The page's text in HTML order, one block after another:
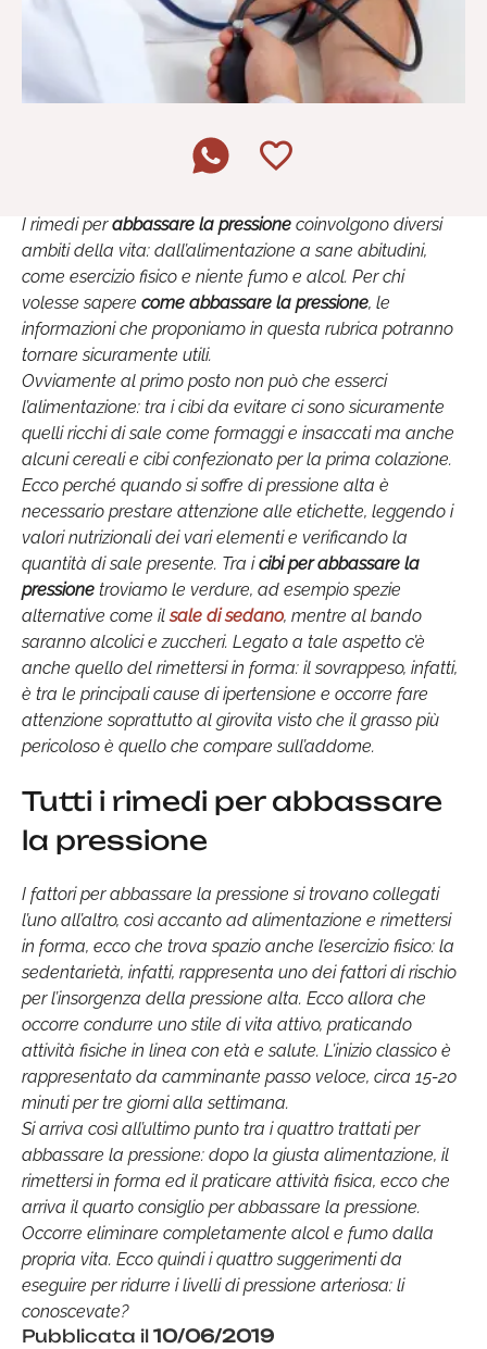
I rimedi perabbassare la pressione coinvolgono diversi
ambiti della vita: dall’alimentazione a sane abitudini,
come esercizio fisico e niente fumo e alcol. Per chi
volesse sapere come abbassare la pressione, le
informazioni che proponiamo in questa rubrica potranno
tornare sicuramente utili.
Ovviamente al primo posto non può che esserci
l’alimentazione: tra i cibi da evitare ci sono sicuramente
quelli ricchi di sale come formaggi e insaccati ma anche
alcuni cereali e cibi confezionato per la prima colazione.
Ecco perché quando si soffre di pressione alta è
necessario prestare attenzione alle etichette, leggendo i
valori nutrizionali dei vari elementi e verificando la
quantità di sale presente. Tra icibi per abbassare la
pressione troviamo le verdure, ad esempio spezie
alternative come ilsale di sedano, mentre al bando
saranno alcolici e zuccheri. Legato a tale aspetto c’è
anche quello del rimettersi in forma: il sovrappeso, infatti,
è tra le principali cause di ipertensione e occorre fare
attenzione soprattutto al girovita visto che il grasso più
pericoloso è quello che compare sull’addome.
Tutti i rimedi per abbassare
la pressione
I fattori per abbassare la pressione si trovano collegati
l’uno all’altro, così accanto ad alimentazione e rimettersi
in forma, ecco che trova spazio anche l’esercizio fisico: la
sedentarietà, infatti, rappresenta uno dei fattori di rischio
per l’insorgenza della pressione alta. Ecco allora che
occorre condurre uno stile di vita attivo, praticando
attività fisiche in linea con età e salute. L’inizio classico è
rappresentato da camminante passo veloce, circa 15-20
minuti per tre giorni alla settimana.
Si arriva così all’ultimo punto tra i quattro trattati per
abbassare la pressione: dopo la giusta alimentazione, il
rimettersi in forma ed il praticare attività fisica, ecco che
arriva il quarto consiglio per abbassare la pressione.
Occorre eliminare completamente alcol e fumo dalla
propria vita. Ecco quindi i quattro suggerimenti da
eseguire per ridurre i livelli di pressione arteriosa: li
conoscevate?
Pubblicata il 10/06/2019